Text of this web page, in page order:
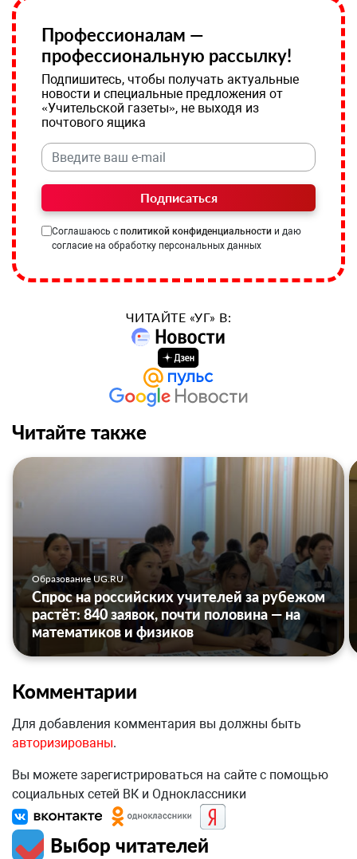
Профессионалам —
профессиональную рассылку!
Подпишитесь, чтобы получать актуальные
новости и специальные предложения от
«Учительской газеты», не выходя из
почтового ящика
Подписаться
Соглашаюсь с политикой конфиденциальности и даю
согласие на обработку персональных данных
ЧИТАЙТЕ «УГ» В:
Читайте также
Образование UG.RU
Спрос на российских учителей за рубежом
растёт: 840 заявок, почти половина — на
математиков и физиков
Комментарии
Для добавления комментария вы должны быть
авторизированы.
Вы можете зарегистрироваться на сайте с помощью
социальных сетей ВК и Одноклассники
Выбор читателей